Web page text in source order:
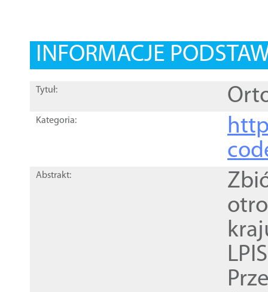
INFORMACJE
Tytuł:
Kategoria:
Abstrakt: